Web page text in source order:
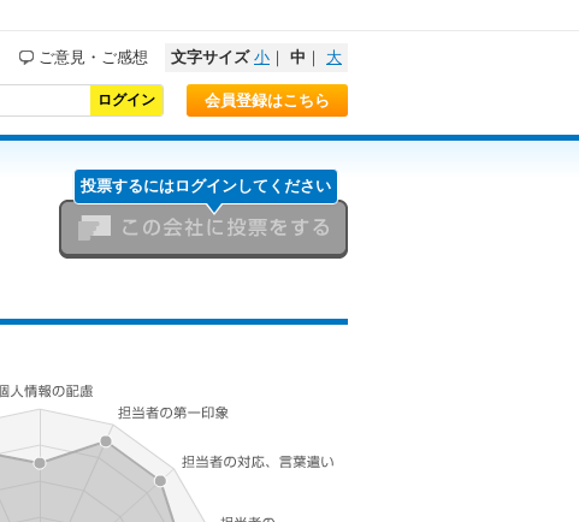
ご意見・ご感想 文字サイズ 小 ｜ 中 ｜ 大
会員登録はこちら
投票するにはログインしてください